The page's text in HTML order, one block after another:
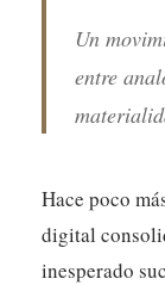
Un
entre
Hace poco
digital
inesperado